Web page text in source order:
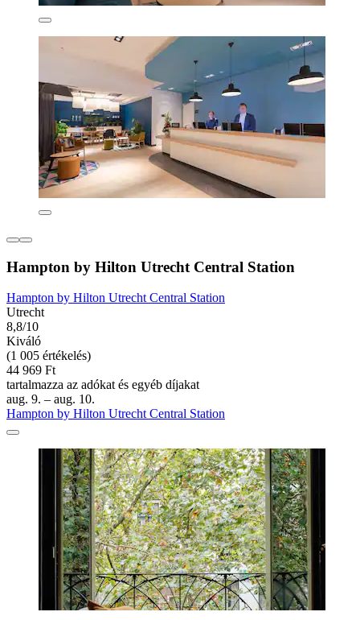
Hampton by Hilton Utrecht Central Station
Hampton by Hilton Utrecht Central Station
Utrecht
8,8/10
Kiváló
(1 005 értékelés)
44 969 Ft
tartalmazza az adókat és egyéb díjakat
aug. 9. – aug. 10.
Hampton by Hilton Utrecht Central Station